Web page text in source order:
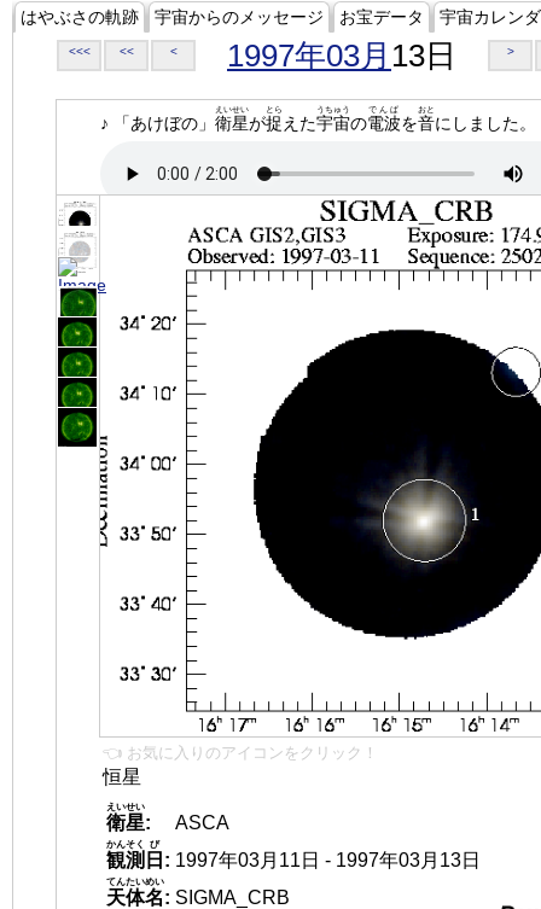
はやぶさの軌跡 宇宙からのメッセージ お宝データ 宇宙カレン
<<< << < 1997年03月 13日 >
♪ 「あけぼの」 衛星
えいせい
が捉
とら
えた宇宙
うちゅう
の電波
でんぱ
を音
おと
にしました。
👈 お気に入りのアイコンをクリック！
恒星
衛星
えいせい
:
ASCA
観測
かんそく
日
び
: 1997年03月11日 - 1997年03月13日
天体名
てんたいめい
: SIGMA_CRB